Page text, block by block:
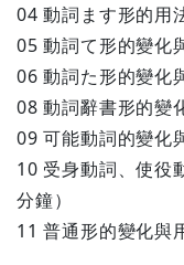
04 動詞ます形的用
05 動詞て形的變化
06 動詞た形的變化
08 動詞辭書形的變
09 可能動詞的變化
10 受身動詞、使役
分鐘）
11 普通形的變化與